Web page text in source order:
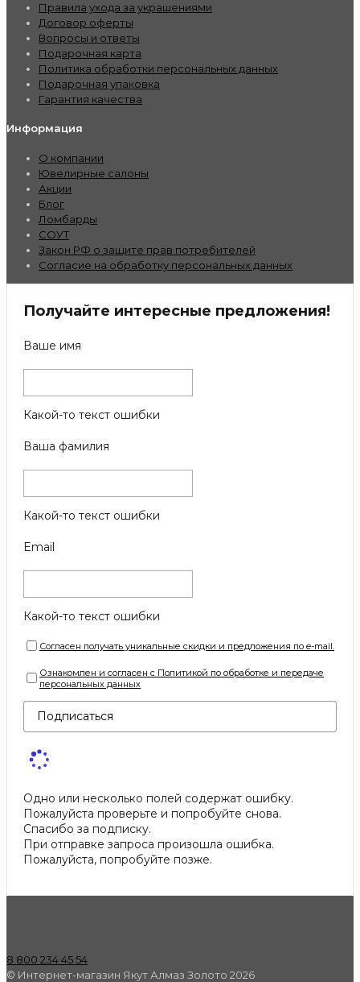
Правила ухода за украшениями
Договор оферты
Вопросы и ответы
Подарочная карта
Политика обработки персональных данных
Подарочная упаковка
Гарантия качества
Информация
О компании
Ювелирные салоны
Акции
Блог
Ломбарды
СОУТ
Закон РФ о защите прав потребителей
Согласие на обработку персональных данных
Получайте интересные предложения!
Ваше имя
Какой-то текст ошибки
Ваша фамилия
Какой-то текст ошибки
Email
Какой-то текст ошибки
Согласен получать уникальные скидки и предложения по e-mail.
Ознакомлен и согласен с Политикой по обработке и передаче
персональных данных
Подписаться
Одно или несколько полей содержат ошибку.
Пожалуйста проверьте и попробуйте снова.
Спасибо за подписку.
При отправке запроса произошла ошибка.
Пожалуйста, попробуйте позже.
8 800 234 45 54
© Интернет-магазин Якут Алмаз Золото 2026